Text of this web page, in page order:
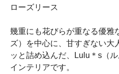
ローズリース
幾重にも花びらが重なる優雅
ズ）を中心に、甘すぎない大
ッと詰め込んだ、Lulu＊s（
インテリアです。